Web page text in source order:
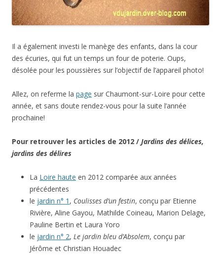
Il a également investi le manège des enfants, dans la cour
des écuries, qui fut un temps un four de poterie. Oups,
désolée pour les poussières sur l’objectif de l’appareil photo!
Allez, on referme la page sur Chaumont-sur-Loire pour cette
année, et sans doute rendez-vous pour la suite l’année
prochaine!
Pour retrouver les articles de 2012 / Jardins des délices,
jardins des délires
La Loire haute en 2012 comparée aux années
précédentes
le jardin n° 1 , Coulisses d’un festin, conçu par Etienne
Rivière, Aline Gayou, Mathilde Coineau, Marion Delage,
Pauline Bertin et Laura Yoro
le jardin n° 2, Le jardin bleu d’Absolem, conçu par
Jérôme et Christian Houadec